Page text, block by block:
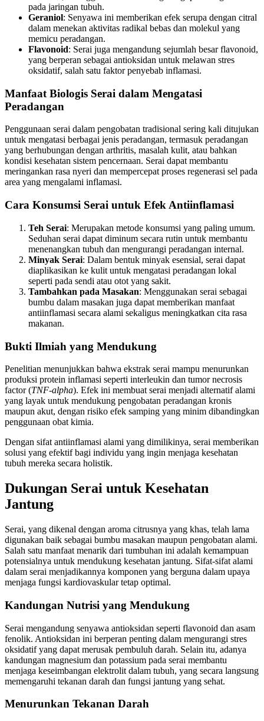
pada jaringan tubuh.
Geraniol: Senyawa ini memberikan efek serupa dengan citral
dalam menekan aktivitas radikal bebas dan molekul yang
memicu peradangan.
Flavonoid: Serai juga mengandung sejumlah besar flavonoid,
yang berperan sebagai antioksidan untuk melawan stres
oksidatif, salah satu faktor penyebab inflamasi.
Manfaat Biologis Serai dalam Mengatasi
Peradangan
Penggunaan serai dalam pengobatan tradisional sering kali ditujukan
untuk mengatasi berbagai jenis peradangan, termasuk peradangan
yang berhubungan dengan arthritis, masalah kulit, atau bahkan
kondisi kesehatan sistem pencernaan. Serai dapat membantu
meringankan rasa nyeri dan mempercepat proses regenerasi sel pada
area yang mengalami inflamasi.
Cara Konsumsi Serai untuk Efek Antiinflamasi
Teh Serai: Merupakan metode konsumsi yang paling umum.
Seduhan serai dapat diminum secara rutin untuk membantu
menenangkan tubuh dan mengurangi peradangan internal.
Minyak Serai: Dalam bentuk minyak esensial, serai dapat
diaplikasikan ke kulit untuk mengatasi peradangan lokal
seperti pada sendi atau otot yang sakit.
Tambahkan pada Masakan: Menggunakan serai sebagai
bumbu dalam masakan juga dapat memberikan manfaat
antiinflamasi secara alami sekaligus meningkatkan cita rasa
makanan.
Bukti Ilmiah yang Mendukung
Penelitian menunjukkan bahwa ekstrak serai mampu menurunkan
produksi protein inflamasi seperti interleukin dan tumor necrosis
factor (TNF-alpha). Efek ini membuat serai menjadi alternatif alami
yang layak untuk mendukung pengobatan peradangan kronis
maupun akut, dengan risiko efek samping yang minim dibandingkan
penggunaan obat kimia.
Dengan sifat antiinflamasi alami yang dimilikinya, serai memberikan
solusi yang efektif bagi individu yang ingin menjaga kesehatan
tubuh mereka secara holistik.
Dukungan Serai untuk Kesehatan
Jantung
Serai, yang dikenal dengan aroma citrusnya yang khas, telah lama
digunakan baik sebagai bumbu masakan maupun pengobatan alami.
Salah satu manfaat menarik dari tumbuhan ini adalah kemampuan
potensialnya untuk mendukung kesehatan jantung. Sifat-sifat alami
dalam serai menjadikannya komponen yang berguna dalam upaya
menjaga fungsi kardiovaskular tetap optimal.
Kandungan Nutrisi yang Mendukung
Serai mengandung senyawa antioksidan seperti flavonoid dan asam
fenolik. Antioksidan ini berperan penting dalam mengurangi stres
oksidatif yang dapat merusak pembuluh darah. Selain itu, adanya
kandungan magnesium dan potassium pada serai membantu
menjaga keseimbangan elektrolit dalam tubuh, yang secara langsung
memengaruhi tekanan darah dan fungsi jantung yang sehat.
Menurunkan Tekanan Darah